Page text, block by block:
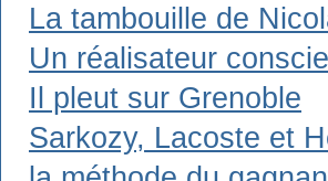
La tambouille de
Un réalisateur
Il pleut sur Grenoble
Sarkozy, Lacoste et